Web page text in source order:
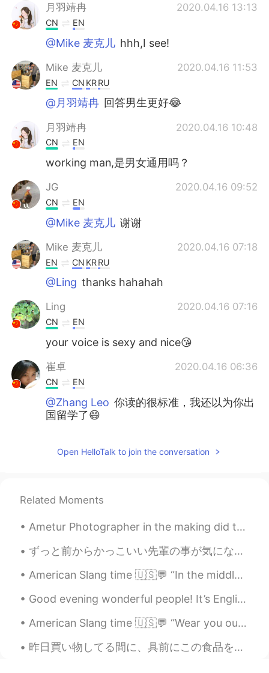
月羽靖冉 2020.04.16 13:13
CN EN
@Mike 麦克儿 hhh,I see!
Mike 麦克儿 2020.04.16 11:53
EN CN KRRU
@月羽靖冉 回答男生更好😂
月羽靖冉 2020.04.16 10:48
CN EN
working man,是男女通用吗？
JG 2020.04.16 09:52
CN EN
@Mike 麦克儿 谢谢
Mike 麦克儿 2020.04.16 07:18
EN CN KRRU
@Ling thanks hahahah
Ling 2020.04.16 07:16
CN EN
your voice is sexy and nice😘
崔卓 2020.04.16 06:36
CN EN
@Zhang Leo 你读的很标准，我还以为你出
国留学了😄
CN繁 EN
崔卓
@Zhang Leo 好厉害
Elsa 2020.04.16 04:58
CN EN
@JG我也不明白
Delphine 2020.04.16 04:52
😜😜thank you for everything😜
Open HelloTalk to join the conversation
Related Moments
Ametur Photographer in the making did this Christmas photography with this Lovely Doggo this eve...
ずっと前からかっこいい先輩の事が気になってたんやけど、昨日マジで失敗した🤦🏻‍♀️ 彼はマレーシア学生会の会長でうちは日本学生会の副会長やから同じイベントに参加して隣で座ることになって最高やん...
American Slang time 🇺🇸💬 “In the middle of nowhere” Meaning: in a very far-away place My friend...
Good evening wonderful people! It’s English practice time again. Send me a message if you want ...
American Slang time 🇺🇸💬 “Wear you out” Meaning: to make you tired Working 16 hours a day can d...
昨日買い物してる間に、具前にこの食品を見た Yesterday while shopping, I came across this grocery item. ベジタリアンのメキシコのソーセ...